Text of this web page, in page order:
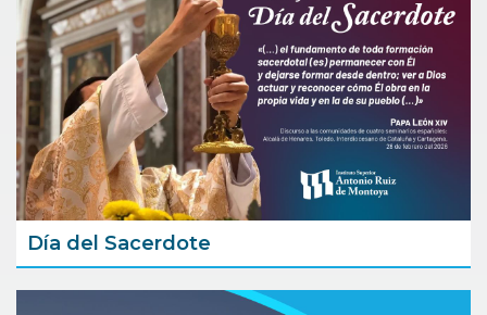
Día del Sacerdote